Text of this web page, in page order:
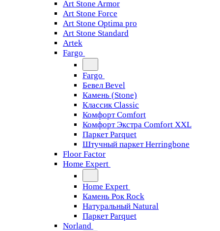
Art Stone Armor
Art Stone Force
Art Stone Optima pro
Art Stone Standard
Artek
Fargo
Fargo
Бевел Bevel
Камень (Stone)
Классик Classic
Комфорт Comfort
Комфорт Экстра Comfort XXL
Паркет Parquet
Штучный паркет Herringbone
Floor Factor
Home Expert
Home Expert
Камень Рок Rock
Натуральный Natural
Паркет Parquet
Norland